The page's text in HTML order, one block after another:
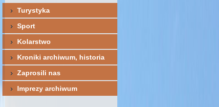
Turystyka
Sport
Kolarstwo
Kroniki archiwum, historia
Zaprosili nas
Imprezy archiwum